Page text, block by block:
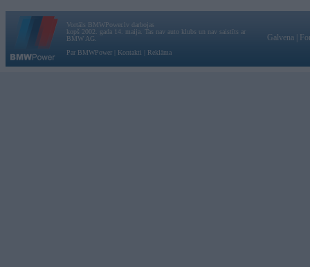
Vortāls BMWPower.lv darbojas
kopš 2002. gada 14. maija. Tas nav auto klubs un nav saistīts ar
BMW AG.
Par BMWPower
Kontakti Reklāma
Galvena